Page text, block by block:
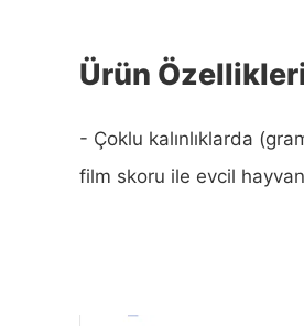
Ürün
- Çoklu kalınlıklarda
film skoru ile evcil